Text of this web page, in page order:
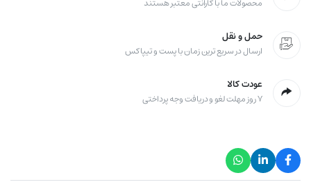
محصولات ما با گارانتی معتبر هستند
حمل و نقل
ارسال در سریع ترین زمان با پست و تیپاکس
عودت کالا
۷ روز مهلت لغو و دریافت وجه پرداختی